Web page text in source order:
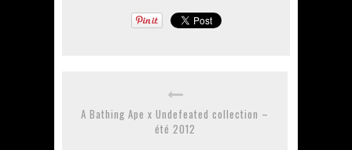
A Bathing Ape x Undefeated collection –
été 2012